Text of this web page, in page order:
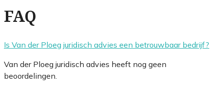
FAQ
Is Van der Ploeg juridisch advies een betrouwbaar bedrijf?
Van der Ploeg juridisch advies heeft nog geen
beoordelingen.